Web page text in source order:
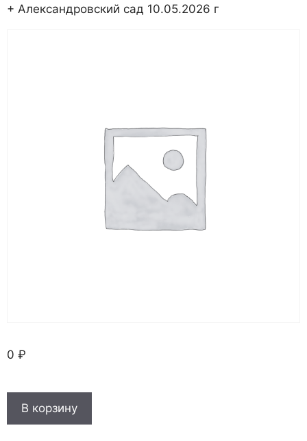
+ Александровский сад 10.05.2026 г
0 ₽
товара
В корзину